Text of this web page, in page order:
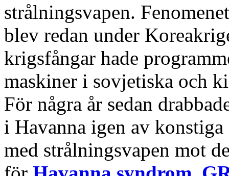
strålningsvapen.
blev redan under
krigsfångar hade
maskiner i sovjetiska och
För några år sedan
i Havanna igen av
med strålningsvapen mot